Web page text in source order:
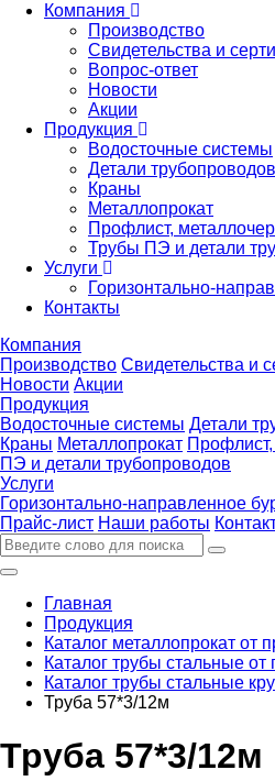
Компания
Производство
Свидетельства и
Вопрос-ответ
Новости
Акции
Продукция
Водосточные системы
Детали
Краны
Металлопрокат
Профлист,
Трубы ПЭ и детали
Услуги
Горизонтально-
Контакты
Компания
Производство Свидетельства и
Новости Акции
Продукция
Водосточные системы Детали
Краны Металлопрокат
ПЭ и детали трубопроводов
Услуги
Горизонтально-направленное
Прайс-лист Наши работы
Главная
Продукция
Каталог металлопрокат от
Каталог трубы стальные от
Каталог трубы стальные
Труба 57*3/12м
Труба 57*3/12м